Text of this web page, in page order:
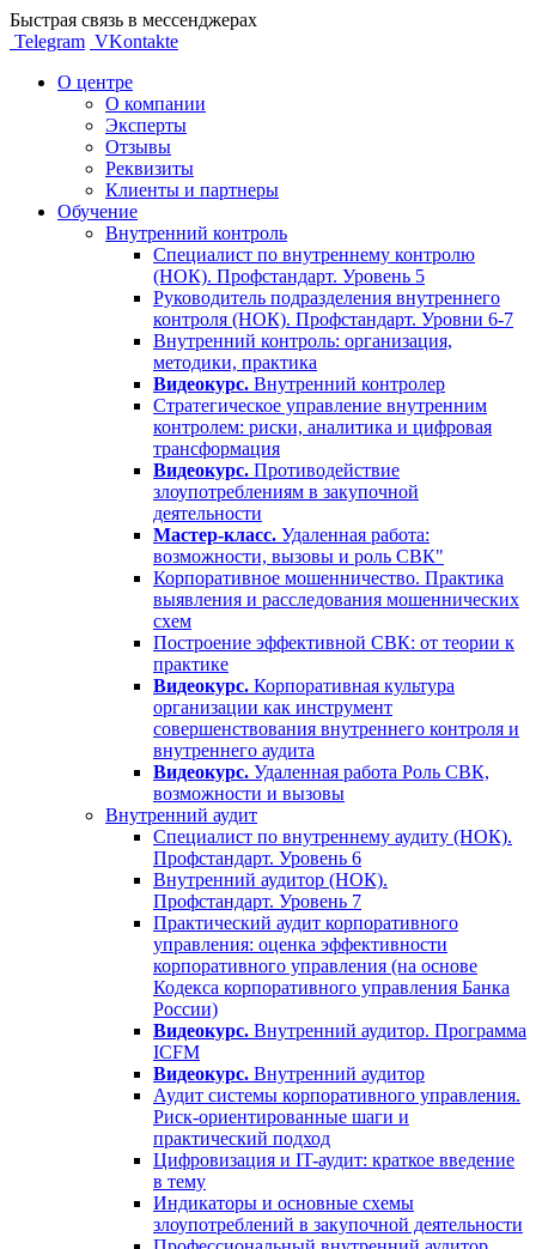
Быстрая связь в мессенджерах
Telegram VKontakte
О центре
О компании
Эксперты
Отзывы
Реквизиты
Клиенты и партнеры
Обучение
Внутренний контроль
Специалист по внутреннему контролю
(НОК). Профстандарт. Уровень 5
Руководитель подразделения внутреннего
контроля (НОК). Профстандарт. Уровни 6-7
Внутренний контроль: организация,
методики, практика
Видеокурс. Внутренний контролер
Стратегическое управление внутренним
контролем: риски, аналитика и цифровая
трансформация
Видеокурс. Противодействие
злоупотреблениям в закупочной
деятельности
Мастер-класс. Удаленная работа:
возможности, вызовы и роль СВК"
Корпоративное мошенничество. Практика
выявления и расследования мошеннических
схем
Построение эффективной СВК: от теории к
практике
Видеокурс. Корпоративная культура
организации как инструмент
совершенствования внутреннего контроля и
внутреннего аудита
Видеокурс. Удаленная работа Роль СВК,
возможности и вызовы
Внутренний аудит
Специалист по внутреннему аудиту (НОК).
Профстандарт. Уровень 6
Внутренний аудитор (НОК).
Профстандарт. Уровень 7
Практический аудит корпоративного
управления: оценка эффективности
корпоративного управления (на основе
Кодекса корпоративного управления Банка
России)
Видеокурс. Внутренний аудитор. Программа
ICFM
Видеокурс. Внутренний аудитор
Аудит системы корпоративного управления.
Риск-ориентированные шаги и
практический подход
Цифровизация и IT-аудит: краткое введение
в тему
Индикаторы и основные схемы
злоупотреблений в закупочной деятельности